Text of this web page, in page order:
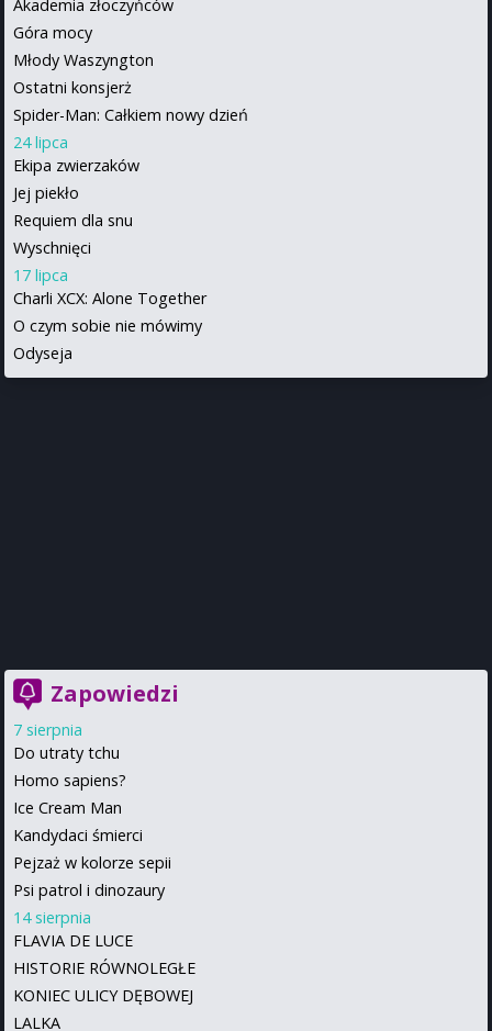
Akademia złoczyńców
Góra mocy
Młody Waszyngton
Ostatni konsjerż
Spider-Man: Całkiem nowy dzień
24 lipca
Ekipa zwierzaków
Jej piekło
Requiem dla snu
Wyschnięci
17 lipca
Charli XCX: Alone Together
O czym sobie nie mówimy
Odyseja
Zapowiedzi
7 sierpnia
Do utraty tchu
Homo sapiens?
Ice Cream Man
Kandydaci śmierci
Pejzaż w kolorze sepii
Psi patrol i dinozaury
14 sierpnia
FLAVIA DE LUCE
HISTORIE RÓWNOLEGŁE
KONIEC ULICY DĘBOWEJ
LALKA